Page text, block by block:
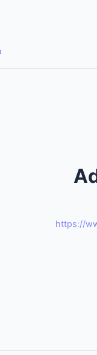
https://